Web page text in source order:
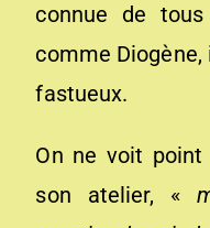
connue de
comme
fastueux.
On ne voit
son atelier, «